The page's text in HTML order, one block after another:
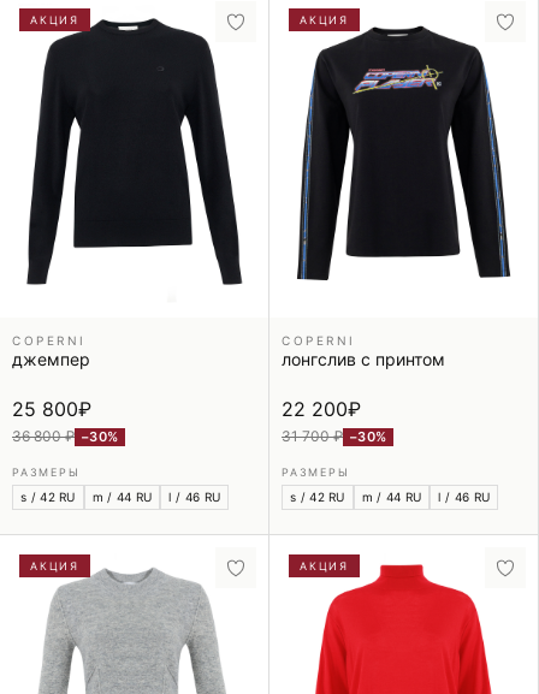
АКЦИЯ
COPERNI
джемпер
25 800₽
36 800 ₽ −30%
РАЗМЕРЫ
s / 42 RU m / 44 RU l / 46 RU
АКЦИЯ
COPERNI
лонгслив с принтом
22 200₽
31 700 ₽ −30%
РАЗМЕРЫ
s / 42 RU m / 44 RU l / 46 RU
АКЦИЯ АКЦИЯ